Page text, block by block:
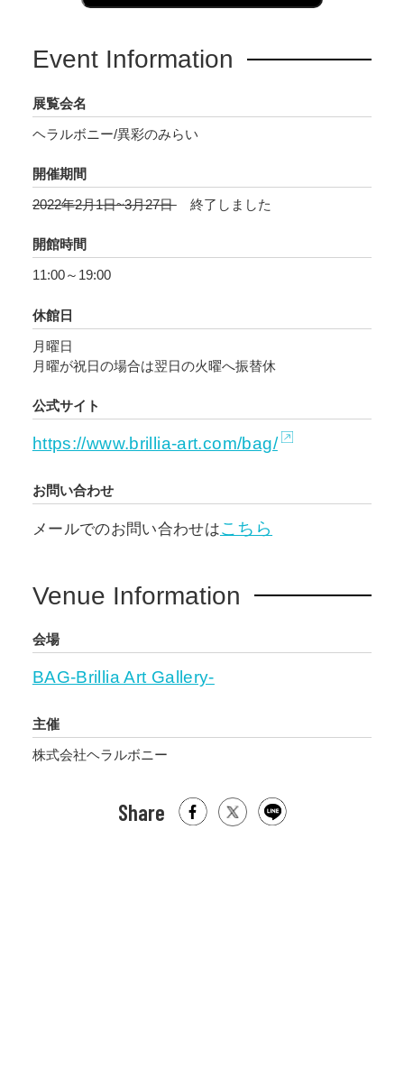
ヘラルボニーの設立から3年。ブランド
「人」から「空間」へと拡張し、ライフスタイ
ルを包括します。個々の内面と密接に関わる
たりまえに存在することで「障害」というイメ
ージを人々の文化・生活様式から変えることに
挑戦します。本展覧会では、未だ見ぬ新しいも
のづくり→生活様式→景色→世界へと繋がる可
能性を秘めたライフスタイルブランドのアイテ
ムと、それにまつわる人々の思いをギャラリー
空間に放出し、鮮やかに彩ります。
私たちは、すぐそばにある命の存在を身近に感
知することのできない社会構造の中で生活を営
り、壁があり、時にはその隔たりすら自覚でき
品やそのアートで彩られたプロダクトの鑑賞体
験を通じて、そこにある存在、新たな生活の豊
Event Information
展覧会名
ヘラルボニー/異彩のみらい
開催期間
2022年2月1日~3月27日
終了しました
開館時間
11:00～19:00
休館日
月曜日
月曜が祝日の場合は翌日の火曜へ振替休
公式サイト
https://www.brillia-art.com/bag/
お問い合わせ
メールでのお問い合わせはこちら
Venue Information
会場
BAG-Brillia Art Gallery-
主催
株式会社ヘラルボニー
Share